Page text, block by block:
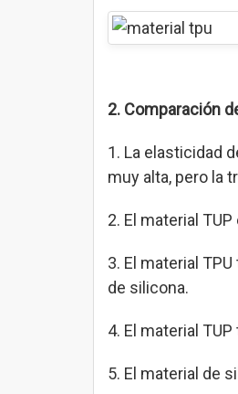
2. Comparación
1. La elasticidad
muy alta, pero la
2. El material
3. El material
de silicona.
4. El material
5. El material de